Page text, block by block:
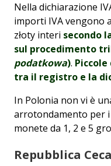
Nella dichiarazione
importi IVA vengono
złoty interi secondo
sul procedimento
podatkowa).
tra il registro e la
In Polonia non vi è
arrotondamento per
monete da 1, 2 e 5
Repubblica Ceca